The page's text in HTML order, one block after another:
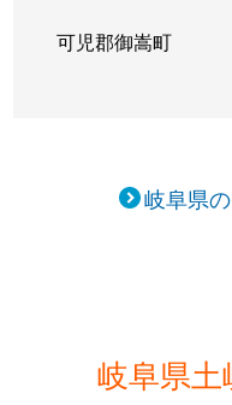
可児郡御嵩町
岐阜県
岐阜県